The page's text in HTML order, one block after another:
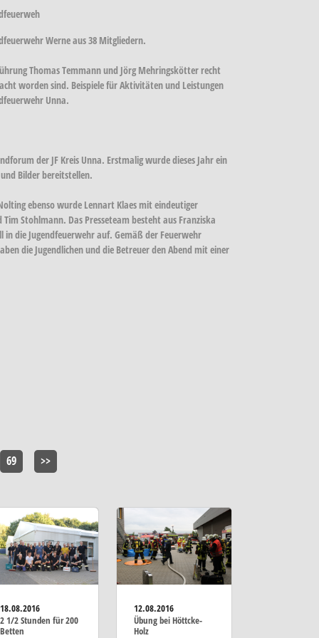
Werne aus 38 Mitgliedern.
Thomas Temmann und Jörg Mehringskötter recht
worden sind. Beispiele für Aktivitäten und Leistungen
Unna.
der JF Kreis Unna. Erstmalig wurde dieses Jahr ein
Bilder bereitstellen.
ebenso wurde Lennart Klaes mit eindeutiger
Stohlmann. Das Presseteam besteht aus Franziska
in die Jugendfeuerwehr auf. Gemäß der Feuerwehr
die Jugendlichen und die Betreuer den Abend mit einer
69 >>
18.08.2016
2 1/2 Stunden für 200
Betten
12.08.2016
Übung bei Höttcke-
Holz